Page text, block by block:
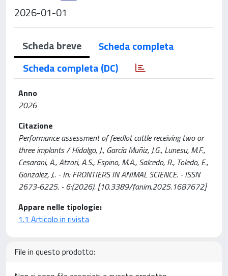
2026-01-01
Scheda breve
Scheda completa
Scheda completa (DC)
Anno
2026
Citazione
Performance assessment of feedlot cattle receiving two or
three implants / Hidalgo, J., García Muñiz, J.G., Lunesu, M.F.,
Cesarani, A., Atzori, A.S., Espino, M.A., Salcedo, R., Toledo, E.,
Gonzalez, J.. - In: FRONTIERS IN ANIMAL SCIENCE. - ISSN
2673-6225. - 6:(2026). [10.3389/fanim.2025.1687672]
Appare nelle tipologie:
1.1 Articolo in rivista
File in questo prodotto: